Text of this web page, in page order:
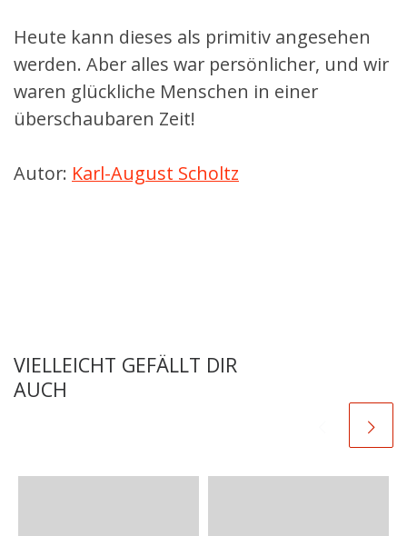
Heute kann dieses als primitiv angesehen
werden. Aber alles war persönlicher, und wir
waren glückliche Menschen in einer
überschaubaren Zeit!
Autor: Karl-August Scholtz
VIELLEICHT GEFÄLLT DIR
AUCH